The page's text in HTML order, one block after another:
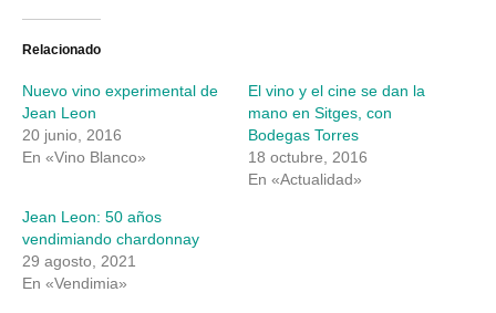
Twitter
abre
ventana
nueva)
ventana
Relacionado
Nuevo vino experimental de
Jean Leon
20 junio, 2016
En «Vino Blanco»
El vino y el cine se dan la
mano en Sitges, con
Bodegas Torres
18 octubre, 2016
En «Actualidad»
Jean Leon: 50 años
vendimiando chardonnay
29 agosto, 2021
En «Vendimia»